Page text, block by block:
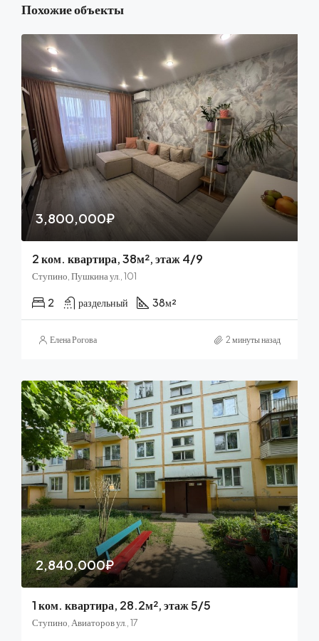
Похожие объекты
3,800,000₽
2 ком. квартира, 38м², этаж 4/9
Ступино, Пушкина ул., 101
2 раздельный 38м²
Елена Рогова 2 минуты назад
2,840,000₽
1 ком. квартира, 28.2м², этаж 5/5
Ступино, Авиаторов ул., 17